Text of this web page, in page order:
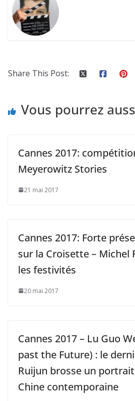
Share This Post:
Vous pourrez
Cannes 2017:
Meyerowitz Stories
21 mai 2017
Cannes 2017: Forte
sur la Croisette – Michel
les festivités
20 mai 2017
Cannes 2017 – Lu Guo
past the Future) : le
Ruijun brosse un
Chine contemporaine